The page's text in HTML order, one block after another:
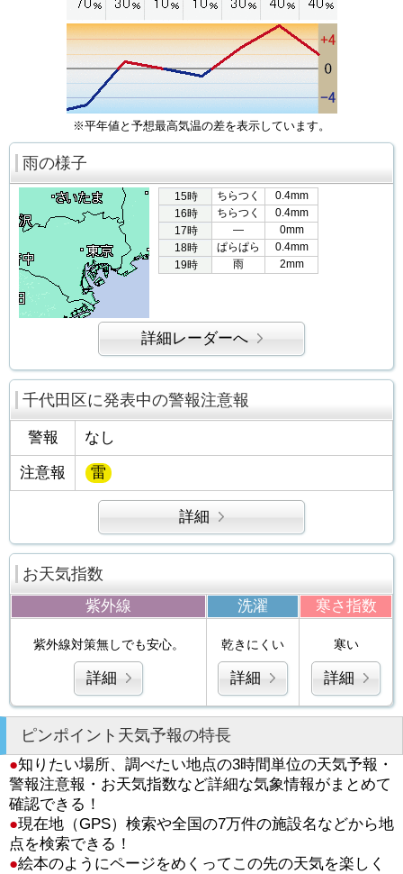
※平年値と予想最高気温の差を表示しています。
雨の様子
15時 ちらつく
0.4mm
16時
ちらつく
0.4mm
17時
―
0mm
18時
ぱらぱら
0.4mm
19時
雨 2mm
詳細レーダーへ
千代田区に発表中の警報注意報
警報 なし
注意報 雷
詳細
お天気指数
紫外線 洗濯 寒さ指数
紫外線対策無しでも安心。
詳細
乾きにくい
詳細
寒い
詳細
ピンポイント天気予報の特長
●知りたい場所、調べたい地点の3時間単位の天気予報・
警報注意報・お天気指数など詳細な気象情報がまとめて
確認できる！
●現在地（GPS）検索や全国の7万件の施設名などから地
点を検索できる！
●絵本のようにページをめくってこの先の天気を楽しく